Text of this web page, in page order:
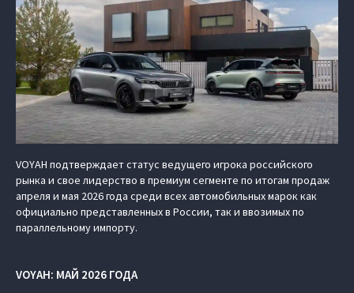
VOYAH подтверждает статус ведущего игрока российского
рынка и свое лидерство в премиум сегменте по итогам продаж
апреля и мая 2026 года среди всех автомобильных марок как
официально представленных в России, так и ввозимых по
параллельному импорту.
VOYAH: МАЙ 2026 ГОДА